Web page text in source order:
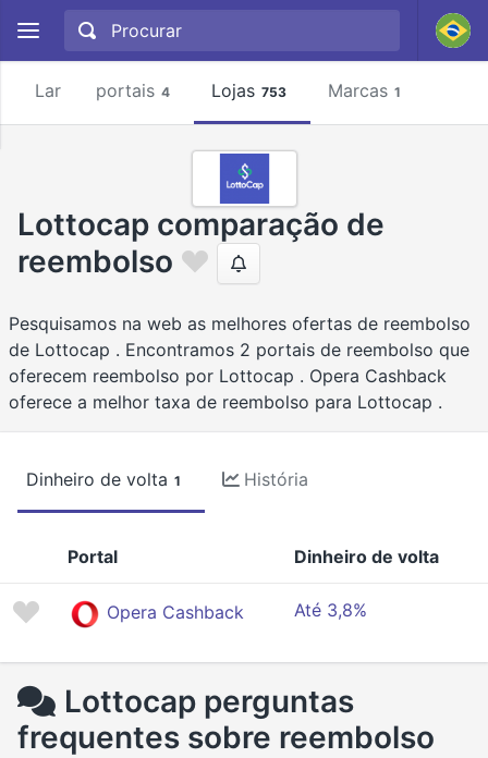
Lar portais 4 Lojas 753 Marcas 1
Lottocap comparação de
reembolso
Pesquisamos na web as melhores ofertas de reembolso
de Lottocap . Encontramos 2 portais de reembolso que
oferecem reembolso por Lottocap . Opera Cashback
oferece a melhor taxa de reembolso para Lottocap .
Dinheiro de volta 1 História
Portal Dinheiro de volta
Opera Cashback Até 3,8%
Lottocap perguntas
frequentes sobre reembolso